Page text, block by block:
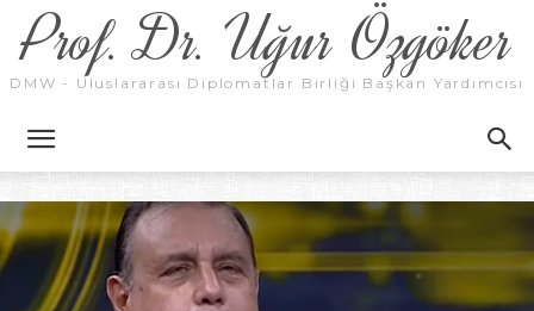
Prof. Dr. Uğur Özgöker
DMW - Uluslararası Diplomatlar Birliği Başkan Yardımcısı